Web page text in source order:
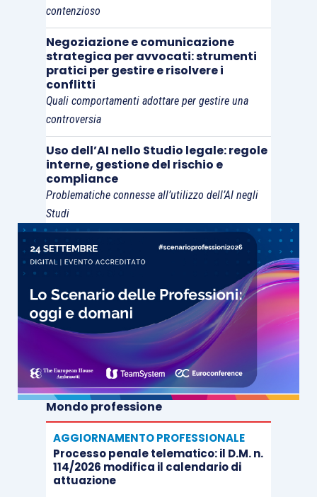
contenzioso
Negoziazione e comunicazione
strategica per avvocati: strumenti
pratici per gestire e risolvere i
conflitti
Quali comportamenti adottare per gestire una
controversia
Uso dell’AI nello Studio legale: regole
interne, gestione del rischio e
compliance
Problematiche connesse all’utilizzo dell’AI negli
Studi
Mondo professione
AGGIORNAMENTO PROFESSIONALE
Processo penale telematico: il D.M. n.
114/2026 modifica il calendario di
attuazione